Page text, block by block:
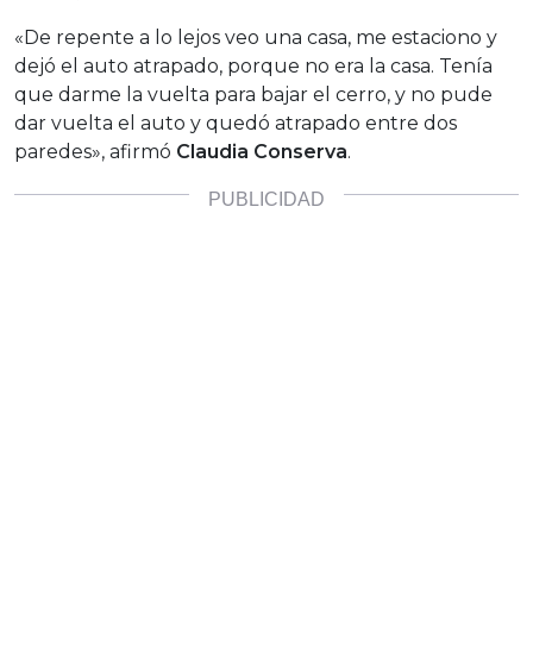
«De repente a lo lejos veo una casa, me estaciono y
dejó el auto atrapado, porque no era la casa. Tenía
que darme la vuelta para bajar el cerro, y no pude
dar vuelta el auto y quedó atrapado entre dos
paredes», afirmó Claudia Conserva.